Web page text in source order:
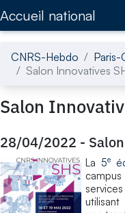
Accueil national
CNRS-Hebdo Paris-
Salon Innovatives
Salon
28/04/2022 -
La 5e